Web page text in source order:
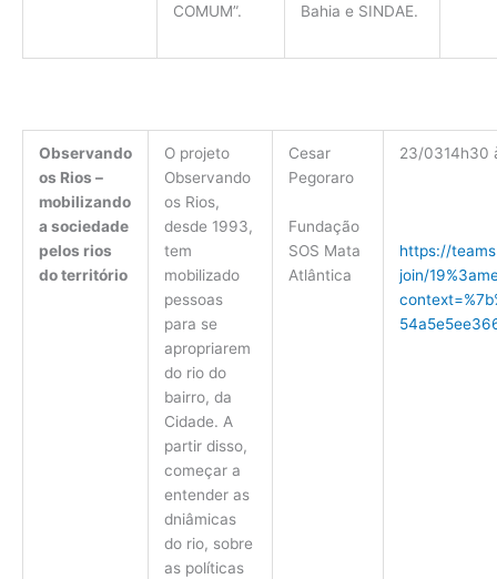
COMUM”.
Bahia e SINDAE.
Observando
os Rios –
mobilizando
a sociedade
pelos rios
do território
O projeto
Observando
os Rios,
desde 1993,
tem
mobilizado
pessoas
para se
apropriarem
do rio do
bairro, da
Cidade. A
partir disso,
começar a
entender as
dniâmicas
do rio, sobre
as políticas
Cesar
Pegoraro
Fundação
SOS Mata
Atlântica
23/0314h30
https://
join/